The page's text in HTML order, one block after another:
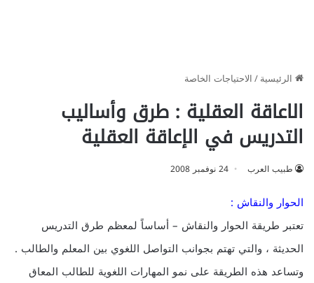
الرئيسية/الاحتياجات الخاصة
الاعاقة العقلية : طرق وأساليب
التدريس في الإعاقة العقلية
طبيب العرب 24 نوفمبر 2008
الحوار والنقاش :
تعتبر طريقة الحوار والنقاش – أساساً لمعظم طرق التدريس
الحديثة ، والتي تهتم بجوانب التواصل اللغوي بين المعلم والطالب .
وتساعد هذه الطريقة على نمو المهارات اللغوية للطالب المعاق